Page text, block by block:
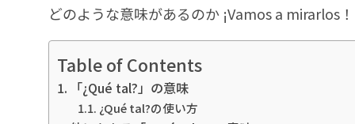
どのような意味があるのか ¡Vamos a mirarlos！
Table of Contents
「¿Qué tal?」の意味
¿Qué tal?の使い方